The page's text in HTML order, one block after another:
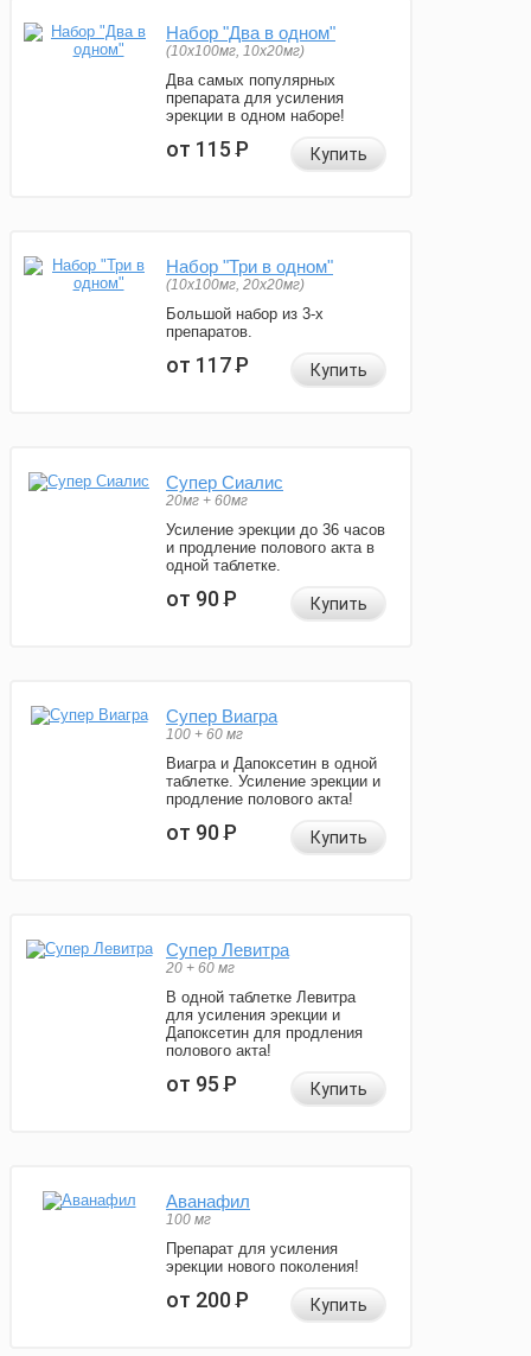
Набор "Два в одном"
(10x100мг, 10x20мг)
Два самых популярных
препарата для усиления
эрекции в одном наборе!
от 115Р Купить
Набор "Три в одном"
(10x100мг, 20x20мг)
Большой набор из 3-х
препаратов.
от 117Р Купить
Супер Сиалис
20мг + 60мг
Усиление эрекции до 36 часов
и продление полового акта в
одной таблетке.
от 90Р Купить
Супер Виагра
100 + 60 мг
Виагра и Дапоксетин в одной
таблетке. Усиление эрекции и
продление полового акта!
от 90Р Купить
Супер Левитра
20 + 60 мг
В одной таблетке Левитра
для усиления эрекции и
Дапоксетин для продления
полового акта!
от 95Р Купить
Аванафил
100 мг
Препарат для усиления
эрекции нового поколения!
от 200Р Купить